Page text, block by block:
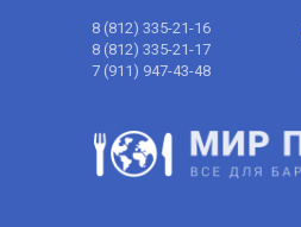
8 (812) 335-21-16
8 (812) 335-21-17
7 (911) 947-43-48